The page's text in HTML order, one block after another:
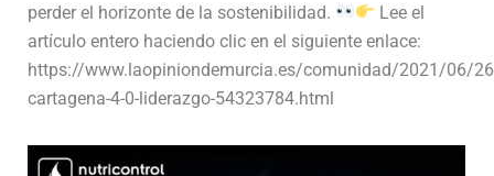
perder el horizonte de la sostenibilidad.
Lee el
artículo entero haciendo clic en el siguiente enlace:
https://www.laopiniondemurcia.es/comunidad/2021/06/
cartagena-4-0-liderazgo-54323784.html